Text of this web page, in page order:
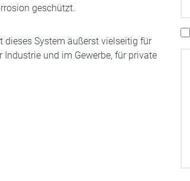
geschützt.
dieses System äußerst vielseitig für
und im Gewerbe, für private